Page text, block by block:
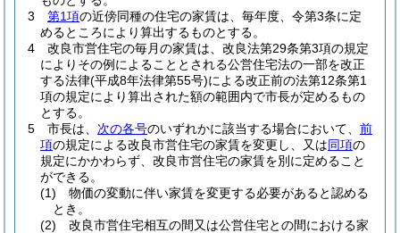
3
第1項の近傍同種の住宅の家賃は、毎年度、令第3条に定
めるところにより算出するものとする。
4
改良市営住宅の毎月の家賃は、改良法第29条第3項の規定
によりその例によることとされる公営住宅法の一部を改正
する法律(平成8年法律第55号)による改正前の法第12条第1
項の規定により算出された額の範囲内で市長が定めるもの
とする。
5
市長は、 次の各号のいずれかに該当する場合において、 前
項の規定による改良市営住宅の家賃を変更し、又は同項の
規定にかかわらず、改良市営住宅の家賃を別に定めること
ができる。
(1)
物価の変動に伴い家賃を変更する必要があると認める
とき。
(2)
改良市営住宅相互の間又は公営住宅との間における家